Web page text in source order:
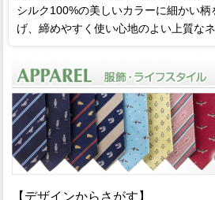
シルク100%の美しいカラーに細かい
げ、締めやすく使い心地のよい上質な